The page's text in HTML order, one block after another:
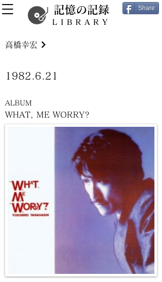
記憶の記録
LIBRARY
Share
WHAT, ME WORRY?
高橋幸宏
1982.6.21
ALBUM